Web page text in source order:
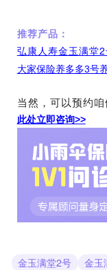
推荐产品：
弘康人寿金玉满堂
大家保险养多多3号
当然，可以预约
此处立即咨询>>
金玉满堂2号 金玉